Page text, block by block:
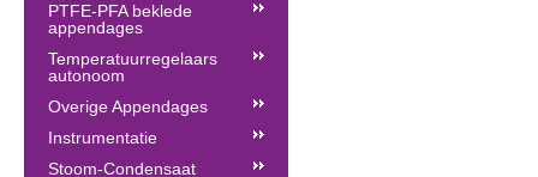
PTFE-PFA beklede
appendages
Temperatuurregelaars
autonoom
Overige Appendages
Instrumentatie
Stoom-Condensaat